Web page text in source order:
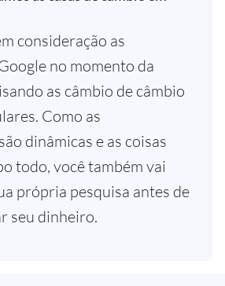
consideração as
no momento da
as câmbio de câmbio
Como as
dinâmicas e as coisas
todo, você também vai
própria pesquisa antes de
seu dinheiro.